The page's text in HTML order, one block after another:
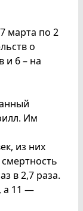
марта по 2
о
и 6 – на
Им
из них
в 2,7 раза.
а 11 —